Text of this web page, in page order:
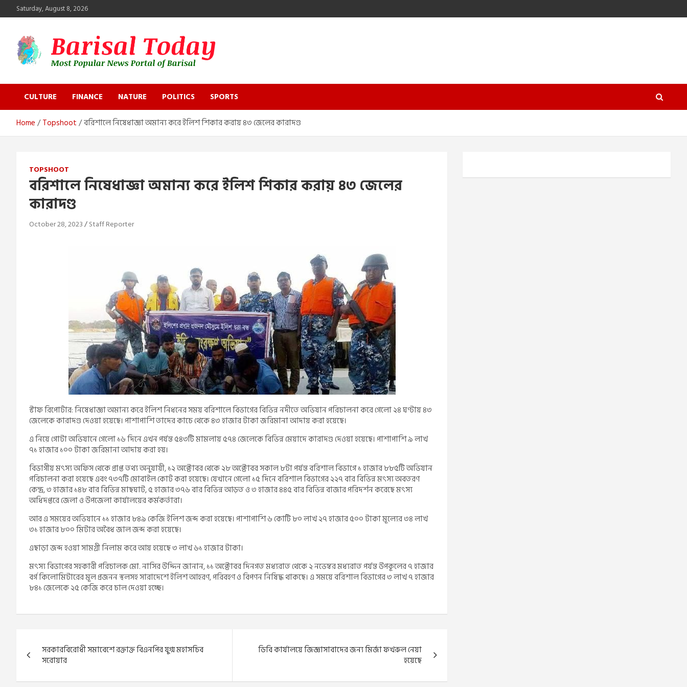
to
Saturday, August 8, 2026
Barisal Today
CULTURE
FINANCE NATURE POLITICS SPORTS
Home Topshoot বরিশালে নিষেধাজ্ঞা অমান্য করে ইলিশ শিকার করায় ৪৩ জেলের কারাদণ্ড
TOPSHOOT
বরিশালে নিষেধাজ্ঞা অমান্য করে ইলিশ শিকার করায় ৪৩ জেলের
কারাদণ্ড
October 28, 2023 Staff Reporter
স্টাফ রিপোর্টার: নিষেধাজ্ঞা অমান্য করে ইলিশ নিধনের সময় বরিশালে বিভাগের বিভিন্ন নদীতে অভিযান পরিচালনা করে গেলো ২৪ ঘণ্টায় ৪৩
জেলেকে কারাদণ্ড দেওয়া হয়েছে। পাশাপাশি তাদের কাচে থেকে ৪৩ হাজার টাকা জরিমানা আদায় করা হয়েছে।
এ নিয়ে গোটা অভিযানে গেলো ১৬ দিনে এখন পর্যন্ত ৫৪৩টি মামলায় ৫৭৪ জেলেকে বি‌ভিন্ন মেয়াদে কারাদণ্ড দেওয়া হয়েছে। পাশাপা‌শি ৯ লাখ
৭১ হাজার ১০০ টাকা জ‌রিমানা আদায় করা হয়।
বিভাগীয় মৎস্য অফিস থেকে প্রাপ্ত তথ্য অনুযায়ী, ১২ অক্টোবর থেকে ২৮ অক্টোবর সকাল ৮টা পর্যন্ত বরিশাল বিভাগে ১ হাজার ৮৮৫টি অভিযান
পরিচালনা করা হয়েছে এবং ৭৩৭টি মোবাইল কোর্ট করা হয়েছে। যেখানে গেলো ১৫ দিনে বরিশাল বিভাগের ২২৭ বার বি‌ভিন্ন মৎস্য অবতরণ
কেন্দ্র, ৩ হাজার ১৪৮ বার বি‌ভিন্ন মাছঘাট, ৫ হাজার ৩৭৬ বার বি‌ভিন্ন আড়ত ও ৩ হাজার ৪৪৫ বার বি‌ভিন্ন বাজার পরিদর্শন করেছে মৎস্য
অধিদপ্তরে জেলা ও উপজেলা কার্যালয়ের কর্মকর্তারা।
আর এ সময়ের অভিযানে ১১ হাজার ৮৪৯ কেজি ইলিশ জব্দ করা হয়েছে। পাশাপাশি ৬‌ কো‌টি ৮০ লাখ ২৭ হাজার ৫০০ টাকা মূল্যের ৩৪ লাখ
৩১ হাজার ৮০০ মিটার অবৈধ জাল জব্দ করা হয়েছে।
এছাড়া জব্দ হওয়া সামগ্রী নিলাম করে আয় হয়েছে ৩ লাখ ৬১ হাজার টাকা।
মৎস্য বিভাগের সহকারী পরিচালক মো. নাসির উদ্দিন জানান, ১১ অক্টোবর দিনগত মধ্যরাত থেকে ২ নভেম্বর মধ্যরাত পর্যন্ত উপকূলের ৭ হাজার
বর্গ কিলোমিটারের মূল প্রজনন স্থলসহ সারাদেশে ইলিশ আহরণ, পরিবহণ ও বিপণন নিষিদ্ধ থাকছে। এ সময়ে বরিশাল বিভাগের ৩ লাখ ৭ হাজার
৮৪১ জেলেকে ২৫ কেজি করে চাল দেওয়া হচ্ছে।
navigation
সরকারবিরোধী সমাবেশে রক্তাক্ত বিএনপির যুগ্ম মহাসচিব
সরোয়ার
ডিবি কার্যালয়ে জিজ্ঞাসাবাদের জন্য মির্জা ফখরুল নেয়া
হয়েছে